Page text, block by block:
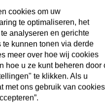
Printed
Ephemera
Wonderland
€6,25
Snel
cookies om uw
te optimaliseren, het
analyseren en gerichte
te kunnen tonen via derde
meer over hoe wij cookies
hoe u ze kunt beheren door
te klikken. Als u
met ons gebruik van